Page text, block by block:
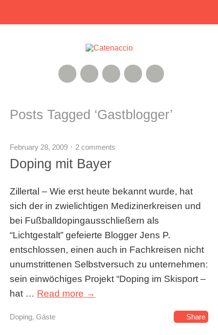
Twitter
Google+
Instagram
Xing
RSS Feed
Posts Tagged ‘Gastblogger’
February 28, 2009 2 comments
Doping mit Bayer
Zillertal – Wie erst heute bekannt wurde, hat
sich der in zwielichtigen Medizinerkreisen und
bei Fußballdopingausschließern als
“Lichtgestalt” gefeierte Blogger Jens P.
entschlossen, einen auch in Fachkreisen nicht
unumstrittenen Selbstversuch zu unternehmen:
sein einwöchiges Projekt “Doping im Skisport –
hat … Read more →
Doping, Gäste Share